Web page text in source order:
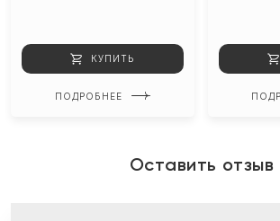
КУПИТЬ
ПОДРОБНЕЕ
Оставить отзыв